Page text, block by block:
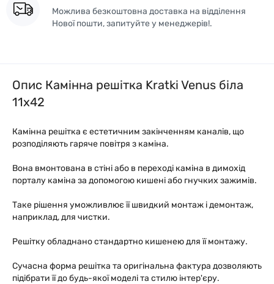
Можлива безкоштовна доставка на відділення
Нової пошти, запитуйте у менеджерів!.
Опис Камінна решітка Kratki Venus біла
11x42
Камінна решітка є естетичним закінченням каналів, що
розподіляють гаряче повітря з каміна.
Вона вмонтована в стіні або в переході каміна в димохід
порталу каміна за допомогою кишені або гнучких зажимів.
Таке рішення уможливлює її швидкий монтаж і демонтаж,
наприклад, для чистки.
Решітку обладнано стандартно кишенею для її монтажу.
Сучасна форма решітка та оригінальна фактура дозволяють
підібрати її до будь-якої моделі та стилю інтер'єру.